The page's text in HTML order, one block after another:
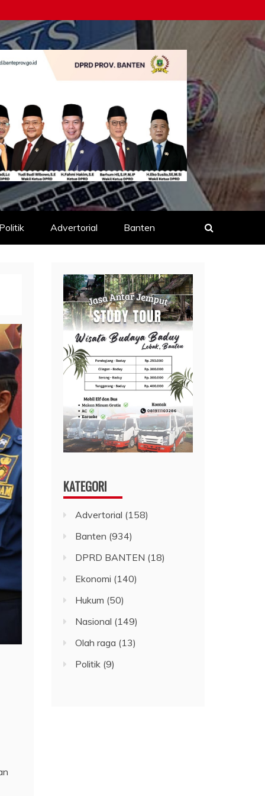
Politik Advertorial Banten
KATEGORI
Advertorial (158)
Banten (934)
DPRD BANTEN (18)
Ekonomi (140)
Hukum (50)
Nasional (149)
Olah raga (13)
Politik (9)